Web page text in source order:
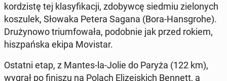
kor­dzi­stę tej kla­sy­fi­ka­cji, zdo­byw­cę siedmiu zie­lo­nych
ko­szu­lek, Słowaka Petera Sagana (Bora-Hans­gro­he).
Dru­ży­no­wo trium­fo­wa­ła, po­dob­nie jak przed rokiem,
hisz­pań­ska ekipa Mo­vi­star.
Ostatni etap, z Mantes-la-Jolie do Paryża (122 km),
wygrał po finiszu na Polach Eli­zej­skich Bennett, a